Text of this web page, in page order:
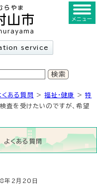
service
メニュー
くある質問 >福祉・健康 >特
査を受けたいのですが、希望
よくある質問
年2月20日